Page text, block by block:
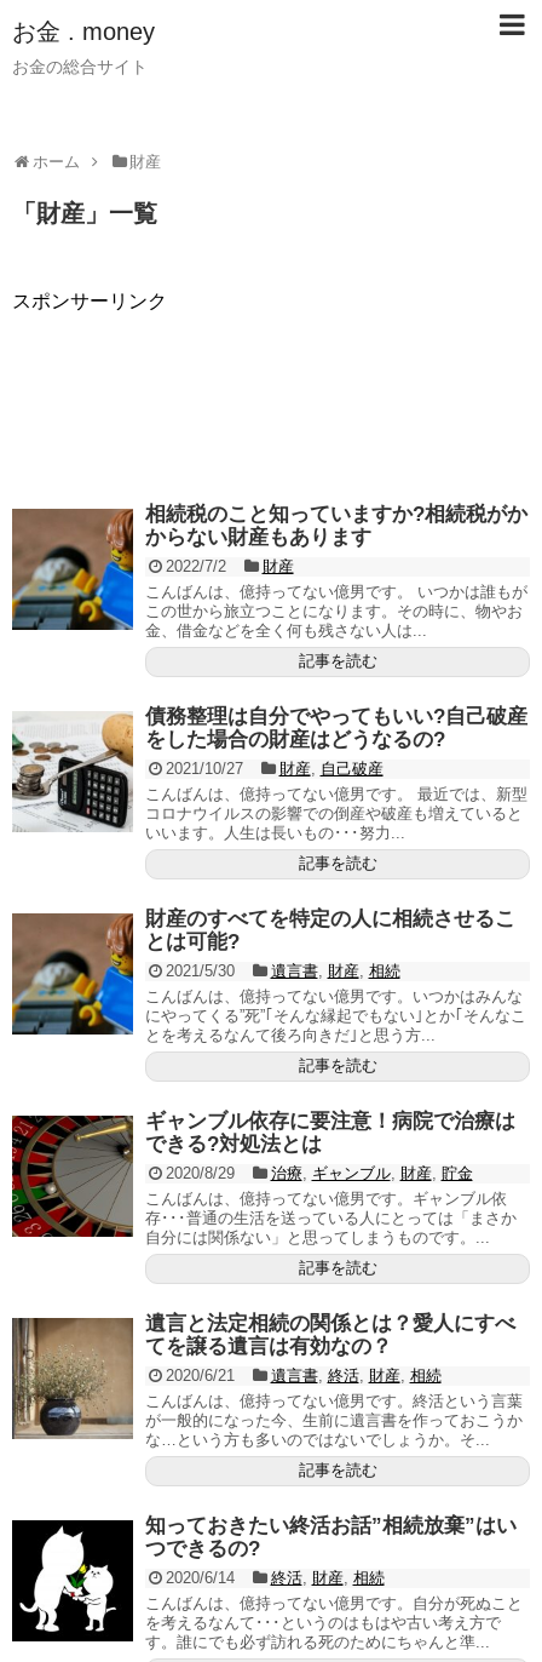
お金 . money
お金の総合サイト
ホーム 財産
「 財産 」 一覧
スポンサーリンク
相続税のこと知っていますか?相続税がか
からない財産もあります
2022/7/2
財産
こんばんは、億持ってない億男です。 いつかは誰もが
この世から旅立つことになります。その時に、物やお
金、借金などを全く何も残さない人は...
記事を読む
債務整理は自分でやってもいい?自己破産
をした場合の財産はどうなるの?
2021/10/27 財産, 自己破産
こんばんは、億持ってない億男です。 最近では、新型
コロナウイルスの影響での倒産や破産も増えていると
いいます。人生は長いもの･･･努力...
記事を読む
財産のすべてを特定の人に相続させるこ
とは可能?
2021/5/30 遺言書, 財産, 相続
こんばんは、億持ってない億男です。いつかはみんな
にやってくる”死”｢そんな縁起でもない｣とか｢そんなこ
とを考えるなんて後ろ向きだ｣と思う方...
記事を読む
ギャンブル依存に要注意！病院で治療は
できる?対処法とは
2020/8/29 治療, ギャンブル, 財産, 貯金
こんばんは、億持ってない億男です。ギャンブル依
存･･･普通の生活を送っている人にとっては「まさか
自分には関係ない」と思ってしまうものです。...
記事を読む
遺言と法定相続の関係とは？愛人にすべ
てを譲る遺言は有効なの？
2020/6/21 遺言書, 終活, 財産, 相続
こんばんは、億持ってない億男です。終活という言葉
が一般的になった今、生前に遺言書を作っておこうか
な…という方も多いのではないでしょうか。そ...
記事を読む
知っておきたい終活お話”相続放棄”はい
つできるの?
2020/6/14 終活, 財産, 相続
こんばんは、億持ってない億男です。自分が死ぬこと
を考えるなんて･･･というのはもはや古い考え方で
す。誰にでも必ず訪れる死のためにちゃんと準...